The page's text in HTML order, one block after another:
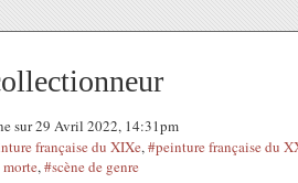
sur 29 Avril 2022, 14:31pm
française du XIXe,#peinture française du
,#scène de genre